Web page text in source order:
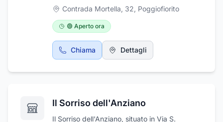
professionalità e competenza. Garantiamo
servizi di carroattrezzi, autosoccorso,
soccorso stradale urbano e extra-urbano,
soccorso notturno, soccorso per motoveicoli,
soccorso furgoni. Siamo a disposizione 24 ore
su 24, 7 giorni su 7. La nostra sede è in
(CH), ma garantiamo assistenza in tutto il
Contrada Mortella, 32, Poggiofiorito
🟢 Aperto ora
Chiama Dettagli
Il Sorriso dell'Anziano
Il Sorriso dell'Anziano, situato in Via S.